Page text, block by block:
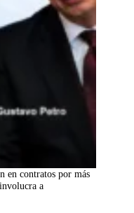
en contratos por más
a